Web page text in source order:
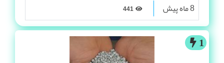
8 ماه پیش
1